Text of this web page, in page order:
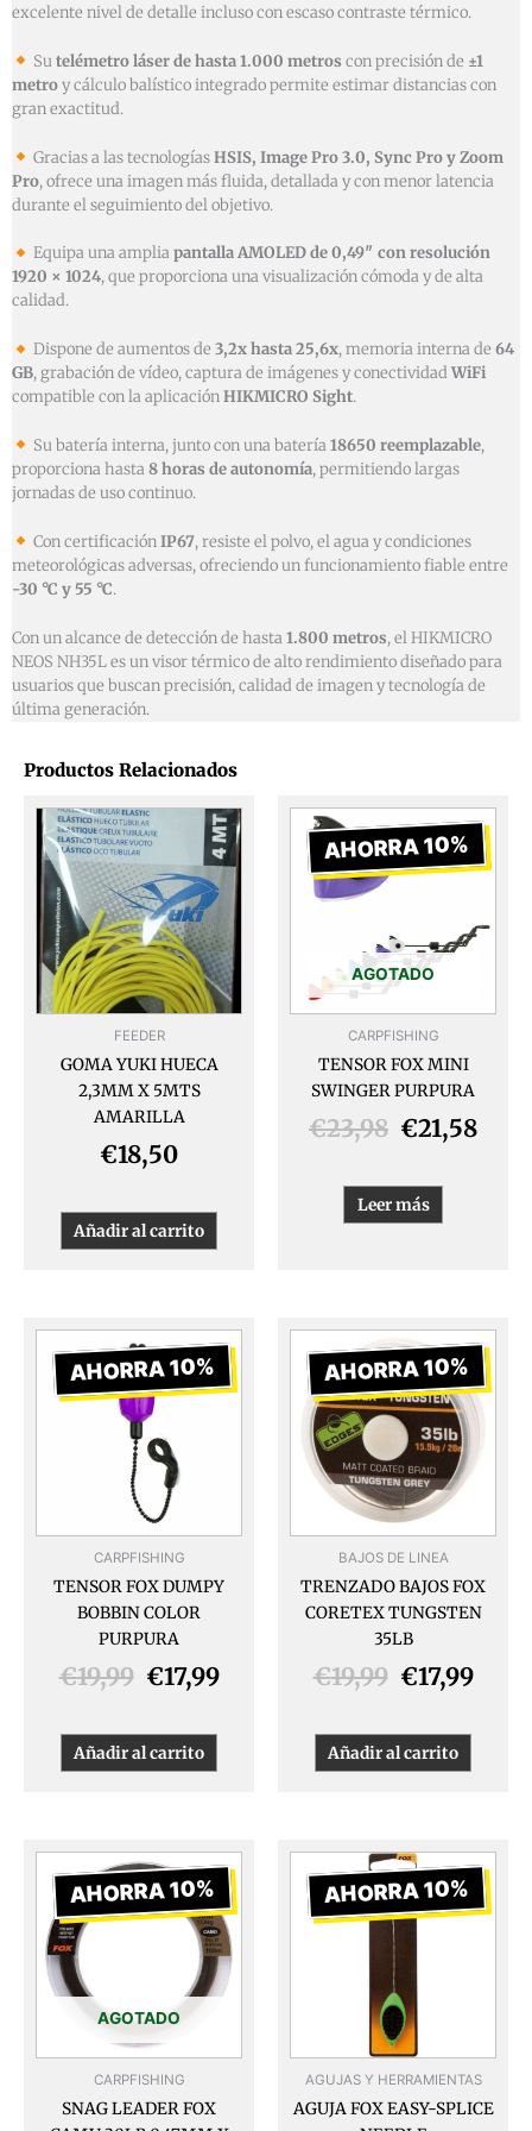
excelente nivel de detalle incluso con escaso contraste térmico.
Sutelémetro láser de hasta 1.000 metros con precisión de ±1
metroy cálculo balístico integrado permite estimar distancias con
gran exactitud.
Gracias a las tecnologíasHSIS, Image Pro 3.0, Sync Pro y Zoom
Pro, ofrece una imagen más fluida, detallada y con menor latencia
durante el seguimiento del objetivo.
Equipa una ampliapantalla AMOLED de 0,49″ con resolución
1920 × 1024, que proporciona una visualización cómoda y de alta
calidad.
Dispone de aumentos de 3,2x hasta 25,6x, memoria interna de 64
GB, grabación de vídeo, captura de imágenes y conectividadWiFi
compatible con la aplicaciónHIKMICRO Sight.
Su batería interna, junto con una batería18650 reemplazable,
proporciona hasta8 horas de autonomía, permitiendo largas
jornadas de uso continuo.
Con certificaciónIP67, resiste el polvo, el agua y condiciones
meteorológicas adversas, ofreciendo un funcionamiento fiable entre
-30 °C y 55 °C.
Con un alcance de detección de hasta1.800 metros, el HIKMICRO
NEOS NH35L es un visor térmico de alto rendimiento diseñado para
usuarios que buscan precisión, calidad de imagen y tecnología de
última generación.
Productos Relacionados
FEEDER
GOMA YUKI HUECA
2,3MM X 5MTS
AMARILLA
€18,50
Añadir al carrito
AHORRA 10%
AGOTADO
CARPFISHING
TENSOR FOX MINI
SWINGER PURPURA
€23,98
El
precio
original
€23,98.
€21,58
El
Leer más
AHORRA 10%
CARPFISHING
TENSOR FOX DUMPY
BOBBIN COLOR
PURPURA
€19,99
El
precio
original
era:
€19,99.
€17,99
El
precio
actual
Añadir al carrito
AHORRA 10%
BAJOS DE LINEA
TRENZADO BAJOS FOX
CORETEX TUNGSTEN
35LB
€19,99
El
precio
original
era:
€19,99.
€17,99
El
es:
Añadir al carrito
AHORRA 10%
AGOTADO
CARPFISHING
SNAG LEADER FOX
El
precio
original
€13,99.
El
precio
actual
es:
€12,59.
AHORRA 10%
AGUJAS Y HERRAMIENTAS
AGUJA FOX EASY-SPLICE
El
precio
original
€4,50.
El